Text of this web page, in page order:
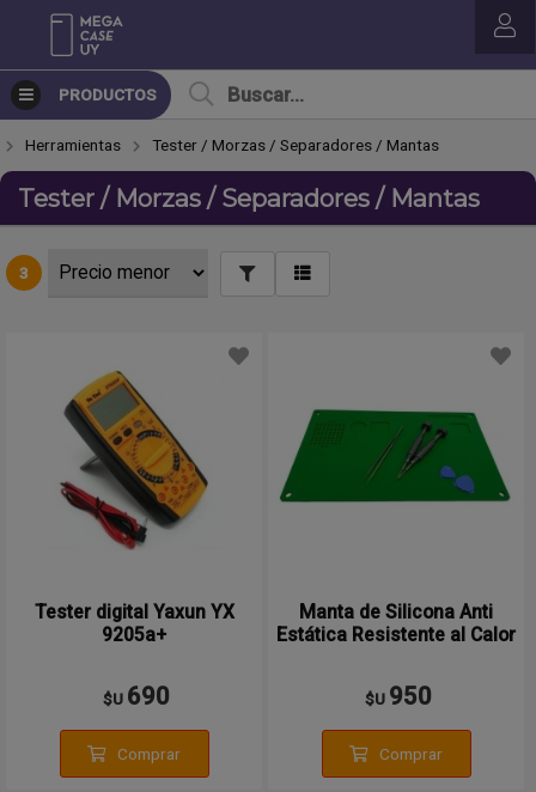
PRODUCTOS
Herramientas Tester / Morzas / Separadores / Mantas
Tester / Morzas / Separadores / Mantas
3
Tester digital Yaxun YX
9205a+
$U 690
Comprar
Manta de Silicona Anti
Estática Resistente al Calor
$U 950
Comprar